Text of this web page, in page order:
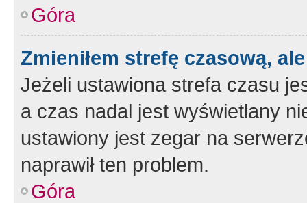
Góra
Zmieniłem strefę czasową,
Jeżeli ustawiona strefa czasu
a czas nadal jest wyświetlany
ustawiony jest zegar na
naprawił ten problem.
Góra